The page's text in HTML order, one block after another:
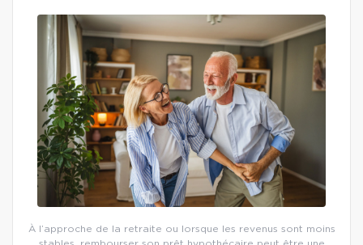
À l’approche de la retraite ou lorsque les revenus sont moins